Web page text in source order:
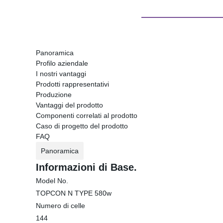
Panoramica
Profilo aziendale
I nostri vantaggi
Prodotti rappresentativi
Produzione
Vantaggi del prodotto
Componenti correlati al prodotto
Caso di progetto del prodotto
FAQ
Panoramica
Informazioni di Base.
Model No.
TOPCON N TYPE 580w
Numero di celle
144